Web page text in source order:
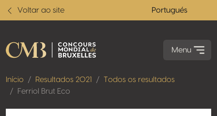
Voltar ao site Portugués
Menu
Início Resultados 2021
Todos os resultados
Ferriol Brut Eco